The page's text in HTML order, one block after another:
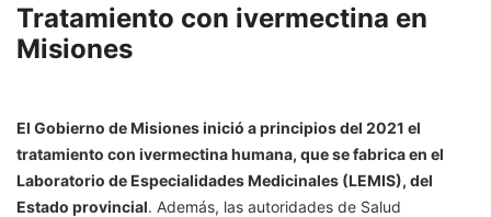
Tratamiento con ivermectina en
Misiones
El Gobierno de Misiones inició a principios del 2021 el
tratamiento con ivermectina humana, que se fabrica en el
Laboratorio de Especialidades Medicinales (LEMIS), del
Estado provincial. Además, las autoridades de Salud